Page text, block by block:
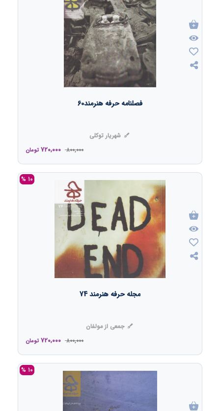
فصلنامه حرفه هنرمند60
شهریار توکلی
800,000
720,000 تومان
10 %
مجله حرفه هنرمند 74
جمعی از مولفان
800,000
720,000 تومان
10 %